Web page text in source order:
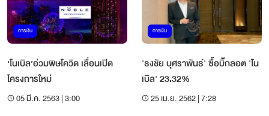
การเงิน
‘โนเบิล’อ่วมพิษโควิด เลื่อนเปิด
โครงการใหม่
05 มี.ค. 2563 | 3:00
การเงิน
'ธงชัย บุศราพันธ์' ซื้อบิ๊กลอต 'โน
เบิล' 23.32%
25 เม.ย. 2562 | 7:28